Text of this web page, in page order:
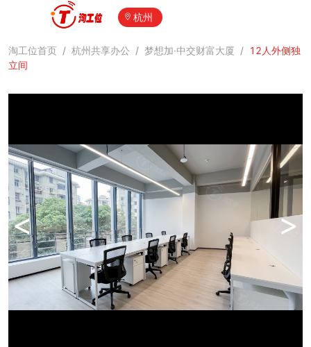
杭州
淘工位首页 / 杭州共享办公 / 梦想加·中交财富大厦 / 12人外侧独
立间
< >